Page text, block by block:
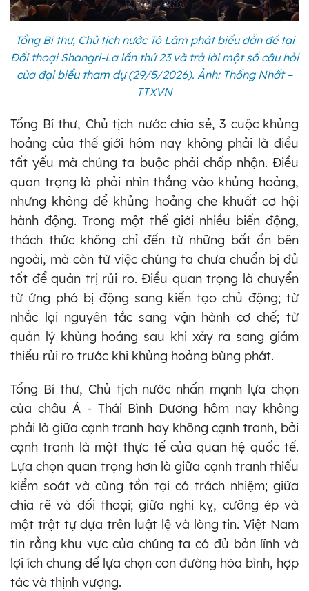
Tổng Bí thư, Chủ tịch nước Tô Lâm phát biểu dẫn đề tại
Đối thoại Shangri-La lần thứ 23 và trả lời một số câu hỏi
của đại biểu tham dự (29/5/2026). Ảnh: Thống Nhất –
TTXVN
Tổng Bí thư, Chủ tịch nước chia sẻ, 3 cuộc khủng
hoảng của thế giới hôm nay không phải là điều
tất yếu mà chúng ta buộc phải chấp nhận. Điều
quan trọng là phải nhìn thẳng vào khủng hoảng,
nhưng không để khủng hoảng che khuất cơ hội
hành động. Trong một thế giới nhiều biến động,
thách thức không chỉ đến từ những bất ổn bên
ngoài, mà còn từ việc chúng ta chưa chuẩn bị đủ
tốt để quản trị rủi ro. Điều quan trọng là chuyển
từ ứng phó bị động sang kiến tạo chủ động; từ
nhắc lại nguyên tắc sang vận hành cơ chế; từ
quản lý khủng hoảng sau khi xảy ra sang giảm
thiểu rủi ro trước khi khủng hoảng bùng phát.
Tổng Bí thư, Chủ tịch nước nhấn mạnh lựa chọn
của châu Á - Thái Bình Dương hôm nay không
phải là giữa cạnh tranh hay không cạnh tranh, bởi
cạnh tranh là một thực tế của quan hệ quốc tế.
Lựa chọn quan trọng hơn là giữa cạnh tranh thiếu
kiểm soát và cùng tồn tại có trách nhiệm; giữa
chia rẽ và đối thoại; giữa nghi kỵ, cưỡng ép và
một trật tự dựa trên luật lệ và lòng tin. Việt Nam
tin rằng khu vực của chúng ta có đủ bản lĩnh và
lợi ích chung để lựa chọn con đường hòa bình, hợp
tác và thịnh vượng.